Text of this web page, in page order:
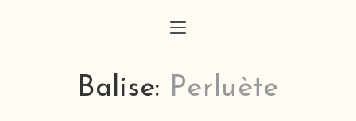
Balise: Perluète